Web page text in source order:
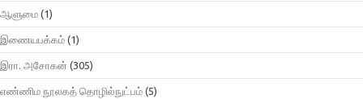
ஆளுமை (1)
இணையபக்கம் (1)
இரா. அசோகன் (305)
எண்ணிம நூலகத் தொழில்நுட்பம் (5)